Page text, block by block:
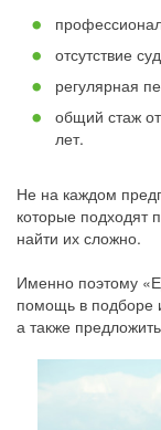
отсутствие
регулярная
общий стаж
лет.
Не на каждом
которые подходят
найти их сложно.
Именно поэтому
помощь в подборе
а также